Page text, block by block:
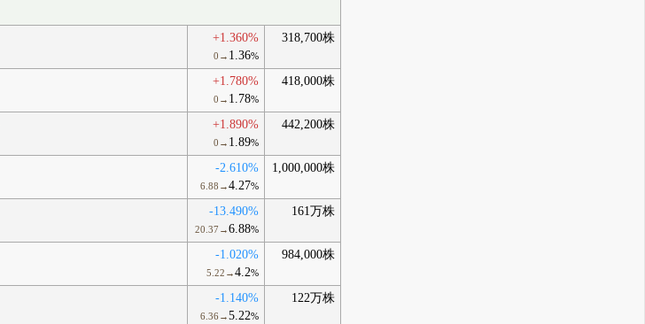
+1.360%
0→ 1.36%
318,700株
+1.780%
0→ 1.78%
418,000株
+1.890%
0→ 1.89%
442,200株
-2.610%
6.88→4.27%
1,000,000株
-13.490%
20.37→6.88%
161万株
-1.020%
5.22→4.2%
984,000株
-1.140%
6.36→5.22%
122万株